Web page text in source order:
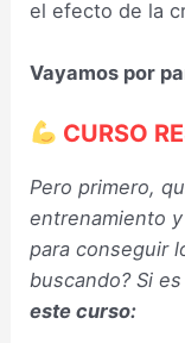
el efecto de la
Vayamos por
CURSO
Pero primero,
entrenamiento
para conseguir
buscando? Si
este curso: